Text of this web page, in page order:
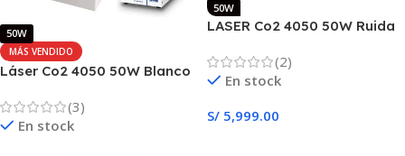
50W
MÁS VENDIDO
Láser Co2 4050 50W Blanco
(3)
En stock
50W
LASER Co2 4050 50W Ruida
(2)
En stock
S/ 5,999.00